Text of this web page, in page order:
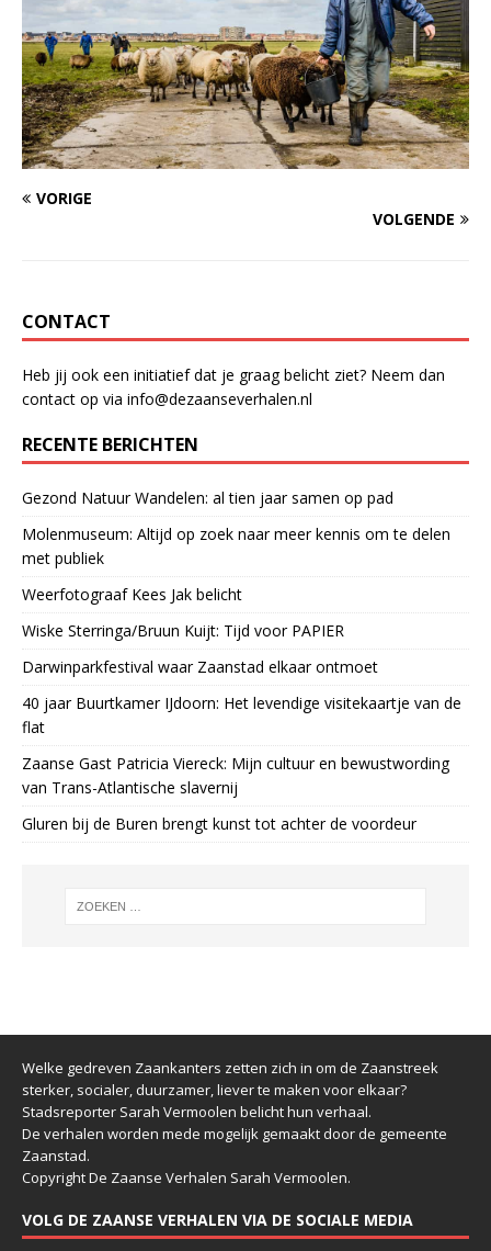
VORIGE
VOLGENDE
CONTACT
Heb jij ook een initiatief dat je graag belicht ziet? Neem dan
contact op via info@dezaanseverhalen.nl
RECENTE BERICHTEN
Gezond Natuur Wandelen: al tien jaar samen op pad
Molenmuseum: Altijd op zoek naar meer kennis om te delen
met publiek
Weerfotograaf Kees Jak belicht
Wiske Sterringa/Bruun Kuijt: Tijd voor PAPIER
Darwinparkfestival waar Zaanstad elkaar ontmoet
40 jaar Buurtkamer IJdoorn: Het levendige visitekaartje van de
flat
Zaanse Gast Patricia Viereck: Mijn cultuur en bewustwording
van Trans-Atlantische slavernij
Gluren bij de Buren brengt kunst tot achter de voordeur
Welke gedreven Zaankanters zetten zich in om de Zaanstreek
sterker, socialer, duurzamer, liever te maken voor elkaar?
Stadsreporter Sarah Vermoolen belicht hun verhaal.
De verhalen worden mede mogelijk gemaakt door de gemeente
Zaanstad.
Copyright De Zaanse Verhalen Sarah Vermoolen.
VOLG DE ZAANSE VERHALEN VIA DE SOCIALE MEDIA